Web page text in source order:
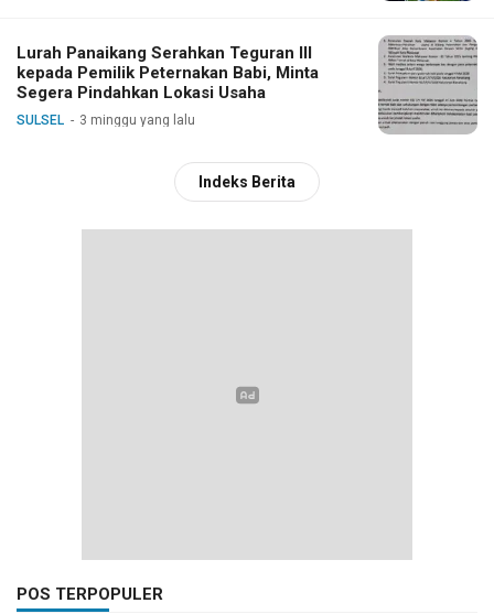
Lurah Panaikang Serahkan Teguran III
kepada Pemilik Peternakan Babi, Minta
Segera Pindahkan Lokasi Usaha
SULSEL 3 minggu yang lalu
Indeks Berita
POS TERPOPULER